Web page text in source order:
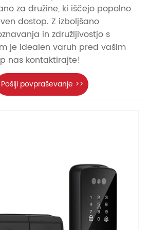
za družine, ki iščejo popolno
dostop. Z izboljšano
in združljivostjo s
je idealen varuh pred vašim
nas kontaktirajte!
Pošlji povpraševanje >>